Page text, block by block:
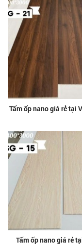
Tấm ốp nano giá rẻ tại
Tấm ốp nano giá rẻ